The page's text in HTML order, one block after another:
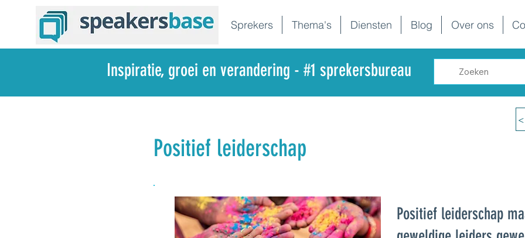
Sprekers Thema's Diensten Blog Over ons
Positief leiderschap
Positief leiderschap
Inspiratie, groei en verandering - #1 sprekersbureau